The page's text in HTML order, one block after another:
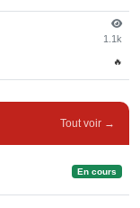
1.1k
🔥
Tout voir →
En cours